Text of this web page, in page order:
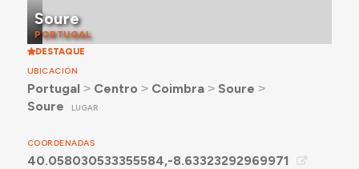
Soure
PORTUGAL
DESTAQUE
UBICACIÓN
Portugal ˃ Centro ˃ Coimbra˃ Soure ˃
Soure
LUGAR
COORDENADAS
40.058030533355584,-8.63323292969971